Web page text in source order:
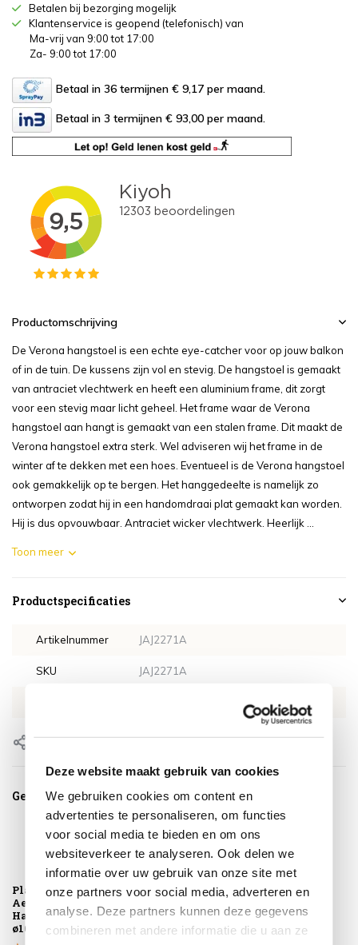
Deze website maakt gebruik van cookies
We gebruiken cookies om content en
advertenties te personaliseren, om functies
voor social media te bieden en om ons
websiteverkeer te analyseren. Ook delen we
informatie over uw gebruik van onze site met
onze partners voor social media, adverteren en
analyse. Deze partners kunnen deze gegevens
combineren met andere informatie die u aan ze
Betalen bij bezorging mogelijk
Klantenservice is geopend (telefonisch) van
Ma-vrij van 9:00 tot 17:00
Za- 9:00 tot 17:00
Betaal in 36 termijnen € 9,17 per maand.
Betaal in 3 termijnen € 93,00 per maand.
Productomschrijving
De Verona hangstoel is een echte eye-catcher voor op jouw balkon
of in de tuin. De kussens zijn vol en stevig. De hangstoel is gemaakt
van antraciet vlechtwerk en heeft een aluminium frame, dit zorgt
voor een stevig maar licht geheel. Het frame waar de Verona
hangstoel aan hangt is gemaakt van een stalen frame. Dit maakt de
Verona hangstoel extra sterk. Wel adviseren wij het frame in de
winter af te dekken met een hoes. Eventueel is de Verona hangstoel
ook gemakkelijk op te bergen. Het hanggedeelte is namelijk zo
ontworpen zodat hij in een handomdraai plat gemaakt kan worden.
Hij is dus opvouwbaar. Antraciet wicker vlechtwerk. Heerlijk ...
Toon meer
Productspecificaties
Artikelnummer JAJ2271A
SKU JAJ2271A
Delen
Gerelateerde producten
Platinum
AeroCover
Hangstoelhoes
ø100xH200
Montagelevering -
geen afval